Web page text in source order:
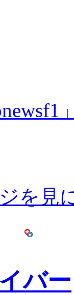
を見
バー